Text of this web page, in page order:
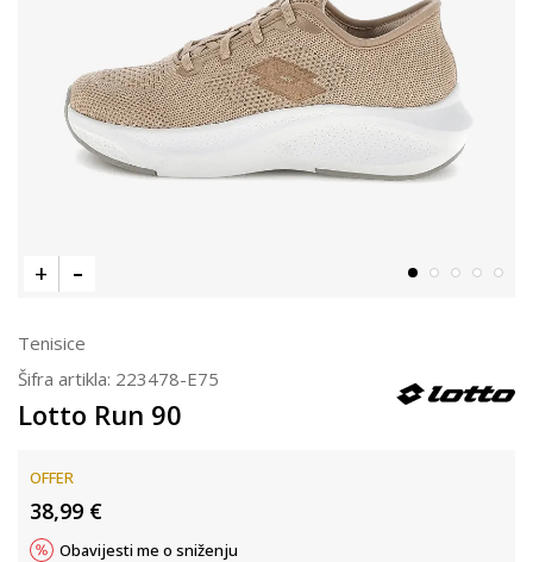
Tenisice
Šifra artikla: 223478-E75
Lotto Run 90
OFFER
38,99 €
Obavijesti me o sniženju